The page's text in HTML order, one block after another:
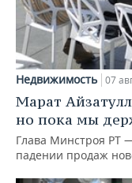
Недвижимость 07
Марат
но пока мы
Глава Минстроя РТ
падении продаж